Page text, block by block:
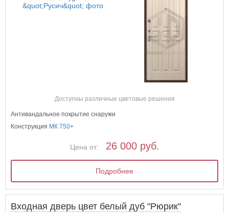
Доступны различные цветовые решения
Антивандальное покрытие снаружи
Конструкция МК 750+
Цена от: 26 000 руб.
Подробнее
Входная дверь цвет белый дуб "Рюрик"